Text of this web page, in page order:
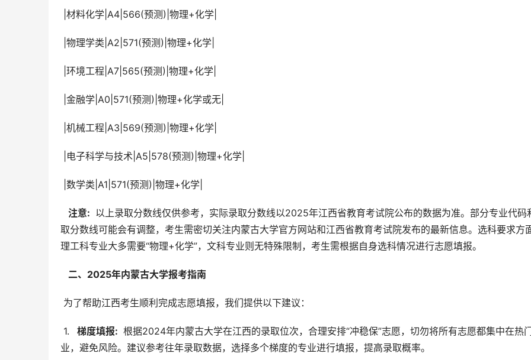
|材料化学|A4|566(预测)|物理+化学|
|物理学类|A2|571(预测)|物理+化学|
|环境工程|A7|565(预测)|物理+化学|
|金融学|A0|571(预测)|物理+化学或无|
|机械工程|A3|569(预测)|物理+化学|
|电子科学与技术|A5|578(预测)|物理+化学|
|数学类|A1|571(预测)|物理+化学|
  注意:
以上录取分数线仅供参考，实际录取分数线以2025年江西省教育考试院公布的数据为准。部分专业代码
取分数线可能会有调整，考生需密切关注内蒙古大学官方网站和江西省教育考试院发布的最新信息。选科要求方面
理工科专业大多需要“物理+化学”，文科专业则无特殊限制，考生需根据自身选科情况进行志愿填报。
  二、2025年内蒙古大学报考指南
为了帮助江西考生顺利完成志愿填报，我们提供以下建议：
1.
  梯度填报:
根据2024年内蒙古大学在江西的录取位次，合理安排“冲稳保”志愿，切勿将所有志愿都集中在热
业，避免风险。建议参考往年录取数据，选择多个梯度的专业进行填报，提高录取概率。